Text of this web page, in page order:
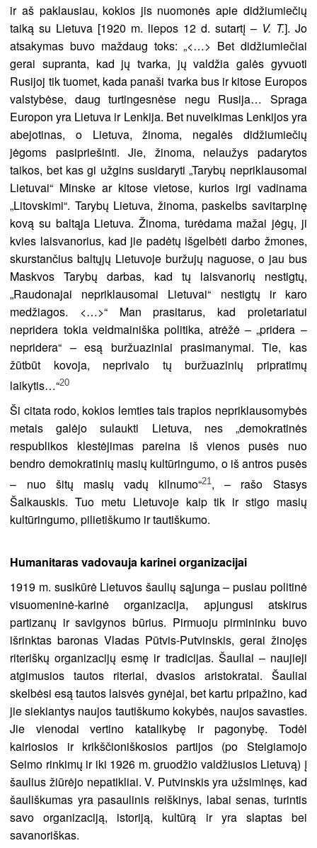
ir aš paklausiau, kokios jis nuomonės apie didžiumiečių
taiką su Lietuva [1920 m. liepos 12 d. sutartį – V. T.]. Jo
atsakymas buvo maždaug toks: „<…> Bet didžiumiečiai
gerai supranta, kad jų tvarka, jų valdžia galės gyvuoti
Rusijoj tik tuomet, kada panaši tvarka bus ir kitose Europos
valstybėse, daug turtingesnėse negu Rusija… Spraga
Europon yra Lietuva ir Lenkija. Bet nuveikimas Lenkijos yra
abejotinas, o Lietuva, žinoma, negalės didžiumiečių
jėgoms pasipriešinti. Jie, žinoma, nelaužys padarytos
taikos, bet kas gi užgins susidaryti „Tarybų nepriklausomai
Lietuvai“ Minske ar kitose vietose, kurios irgi vadinama
„Litovskimi“. Tarybų Lietuva, žinoma, paskelbs savitarpinę
kovą su baltąja Lietuva. Žinoma, turėdama mažai jėgų, ji
kvies laisvanorius, kad jie padėtų išgelbėti darbo žmones,
skurstančius baltųjų Lietuvoje buržujų naguose, o jau bus
Maskvos Tarybų darbas, kad tų laisvanorių nestigtų,
„Raudonajai nepriklausomai Lietuvai“ nestigtų ir karo
medžiagos. <…>“ Man prasitarus, kad proletariatui
nepridera tokia veidmainiška politika, atrėžė – „pridera –
nepridera“ – esą buržuaziniai prasimanymai. Tie, kas
žūtbūt kovoja, neprivalo tų buržuazinių pripratimų
laikytis…“20
Ši citata rodo, kokios lemties tais trapios nepriklausomybės
metais galėjo sulaukti Lietuva, nes „demokratinės
respublikos klestėjimas pareina iš vienos pusės nuo
bendro demokratinių masių kultūringumo, o iš antros pusės
– nuo šitų masių vadų kilnumo“21, – rašo Stasys
Šalkauskis. Tuo metu Lietuvoje kaip tik ir stigo masių
kultūringumo, pilietiškumo ir tautiškumo.
Humanitaras vadovauja karinei organizacijai
1919 m. susikūrė Lietuvos šaulių sąjunga – pusiau politinė
visuomeninė-karinė organizacija, apjungusi atskirus
partizanų ir savigynos būrius. Pirmuoju pirmininku buvo
išrinktas baronas Vladas Pūtvis-Putvinskis, gerai žinojęs
riteriškų organizacijų esmę ir tradicijas. Šauliai – naujieji
atgimusios tautos riteriai, dvasios aristokratai. Šauliai
skelbėsi esą tautos laisvės gynėjai, bet kartu pripažino, kad
jie siekiantys naujos tautiškumo kokybės, naujos savasties.
Jie vienodai vertino katalikybę ir pagonybę. Todėl
kairiosios ir krikščioniškosios partijos (po Steigiamojo
Seimo rinkimų ir iki 1926 m. gruodžio valdžiusios Lietuvą) į
šaulius žiūrėjo nepatikliai. V. Putvinskis yra užsiminęs, kad
šauliškumas yra pasaulinis reiškinys, labai senas, turintis
savo organizaciją, istoriją, kultūrą ir yra slaptas bei
savanoriškas.